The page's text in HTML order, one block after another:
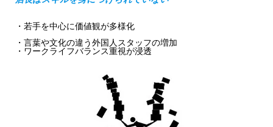
・若手を中心に価値観が多様化
・言葉や文化の違う外国人スタッフの増加
・ワークライフバランス重視が浸透